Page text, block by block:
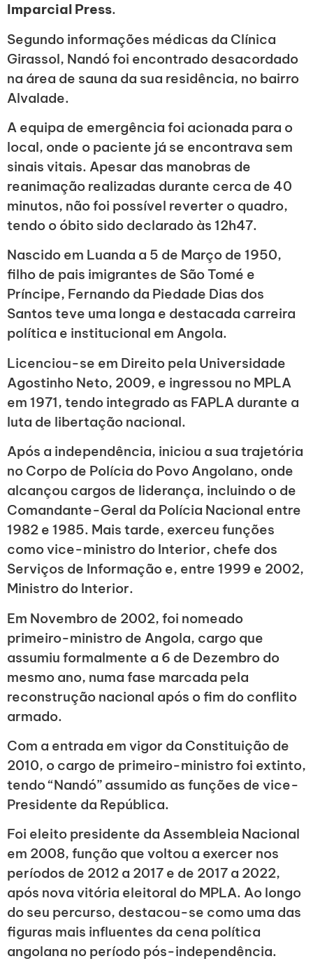
Imparcial Press.
Segundo informações médicas da Clínica
Girassol, Nandó foi encontrado desacordado
na área de sauna da sua residência, no bairro
Alvalade.
A equipa de emergência foi acionada para o
local, onde o paciente já se encontrava sem
sinais vitais. Apesar das manobras de
reanimação realizadas durante cerca de 40
minutos, não foi possível reverter o quadro,
tendo o óbito sido declarado às 12h47.
Nascido em Luanda a 5 de Março de 1950,
filho de pais imigrantes de São Tomé e
Príncipe, Fernando da Piedade Dias dos
Santos teve uma longa e destacada carreira
política e institucional em Angola.
Licenciou-se em Direito pela Universidade
Agostinho Neto, 2009, e ingressou no MPLA
em 1971, tendo integrado as FAPLA durante a
luta de libertação nacional.
Após a independência, iniciou a sua trajetória
no Corpo de Polícia do Povo Angolano, onde
alcançou cargos de liderança, incluindo o de
Comandante-Geral da Polícia Nacional entre
1982 e 1985. Mais tarde, exerceu funções
como vice-ministro do Interior, chefe dos
Serviços de Informação e, entre 1999 e 2002,
Ministro do Interior.
Em Novembro de 2002, foi nomeado
primeiro-ministro de Angola, cargo que
assumiu formalmente a 6 de Dezembro do
mesmo ano, numa fase marcada pela
reconstrução nacional após o fim do conflito
armado.
Com a entrada em vigor da Constituição de
2010, o cargo de primeiro-ministro foi extinto,
tendo “Nandó” assumido as funções de vice-
Presidente da República.
Foi eleito presidente da Assembleia Nacional
em 2008, função que voltou a exercer nos
períodos de 2012 a 2017 e de 2017 a 2022,
após nova vitória eleitoral do MPLA. Ao longo
do seu percurso, destacou-se como uma das
figuras mais influentes da cena política
angolana no período pós-independência.